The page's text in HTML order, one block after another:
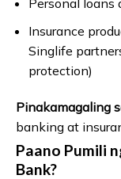
Personal loans
Insurance
Singlife
protection)
Pinakamagaling
banking at
Paano Pumili
Bank?